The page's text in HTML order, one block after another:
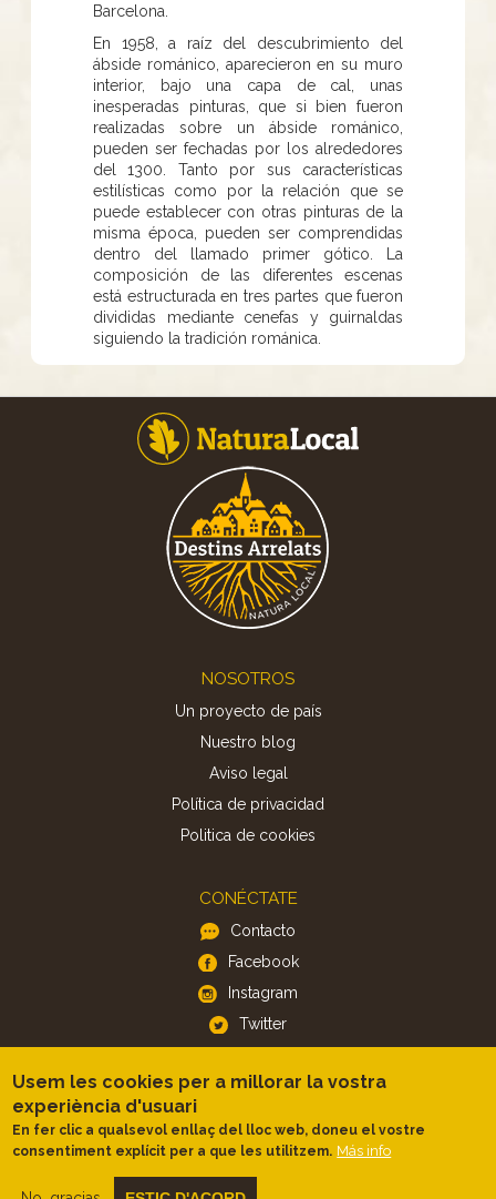
Barcelona.
En 1958, a raíz del descubrimiento del
ábside románico, aparecieron en su muro
interior, bajo una capa de cal, unas
inesperadas pinturas, que si bien fueron
realizadas sobre un ábside románico,
pueden ser fechadas por los alrededores
del 1300. Tanto por sus características
estilísticas como por la relación que se
puede establecer con otras pinturas de la
misma época, pueden ser comprendidas
dentro del llamado primer gótico. La
composición de las diferentes escenas
está estructurada en tres partes que fueron
divididas mediante cenefas y guirnaldas
siguiendo la tradición románica.
NOSOTROS
Un proyecto de país
Nuestro blog
Aviso legal
Política de privacidad
Politica de cookies
CONÉCTATE
Contacto
Facebook
Instagram
Twitter
APP
Android
Usem les cookies per a millorar la vostra
experiència d'usuari
En fer clic a qualsevol enllaç del lloc web, doneu el vostre
consentiment explícit per a que les utilitzem. Más info